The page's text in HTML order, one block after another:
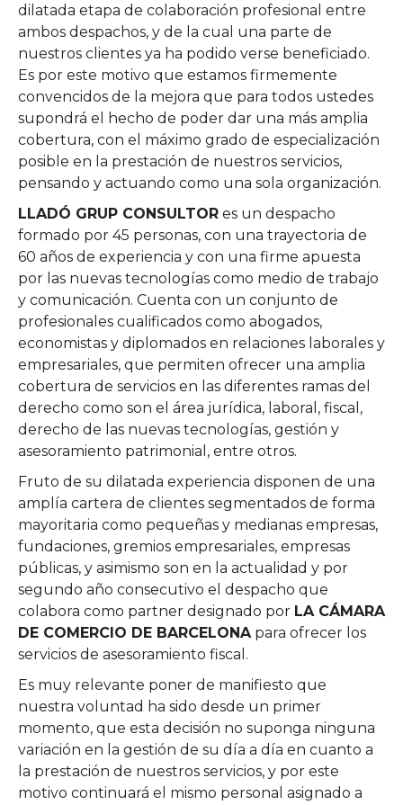
dilatada etapa de colaboración profesional entre
ambos despachos, y de la cual una parte de
nuestros clientes ya ha podido verse beneficiado.
Es por este motivo que estamos firmemente
convencidos de la mejora que para todos ustedes
supondrá el hecho de poder dar una más amplia
cobertura, con el máximo grado de especialización
posible en la prestación de nuestros servicios,
pensando y actuando como una sola organización.
LLADÓ GRUP CONSULTOR es un despacho
formado por 45 personas, con una trayectoria de
60 años de experiencia y con una firme apuesta
por las nuevas tecnologías como medio de trabajo
y comunicación. Cuenta con un conjunto de
profesionales cualificados como abogados,
economistas y diplomados en relaciones laborales y
empresariales, que permiten ofrecer una amplia
cobertura de servicios en las diferentes ramas del
derecho como son el área jurídica, laboral, fiscal,
derecho de las nuevas tecnologías, gestión y
asesoramiento patrimonial, entre otros.
Fruto de su dilatada experiencia disponen de una
amplía cartera de clientes segmentados de forma
mayoritaria como pequeñas y medianas empresas,
fundaciones, gremios empresariales, empresas
públicas, y asimismo son en la actualidad y por
segundo año consecutivo el despacho que
colabora como partner designado por LA CÁMARA
DE COMERCIO DE BARCELONA para ofrecer los
servicios de asesoramiento fiscal.
Es muy relevante poner de manifiesto que
nuestra voluntad ha sido desde un primer
momento, que esta decisión no suponga ninguna
variación en la gestión de su día a día en cuanto a
la prestación de nuestros servicios, y por este
motivo continuará el mismo personal asignado a